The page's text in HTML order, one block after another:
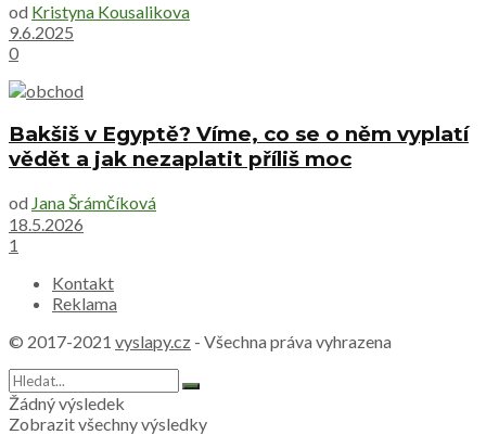
od Kristyna Kousalikova
9.6.2025
0
Bakšiš v Egyptě? Víme, co se o něm vyplatí
vědět a jak nezaplatit příliš moc
od Jana Šrámčíková
18.5.2026
1
Kontakt
Reklama
© 2017-2021 vyslapy.cz - Všechna práva vyhrazena
Žádný výsledek
Zobrazit všechny výsledky